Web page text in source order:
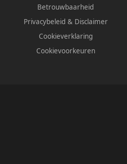
Betrouwbaarheid
Privacybeleid & Disclaimer
Cookieverklaring
Cookievoorkeuren